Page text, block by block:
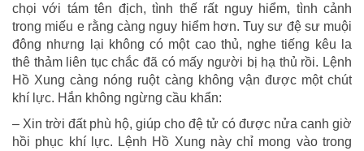
chọi với tám tên địch, tình thế rất nguy hiểm, tình cảnh
trong miếu e rằng càng nguy hiểm hơn. Tuy sư đệ sư muội
đông nhưng lại không có một cao thủ, nghe tiếng kêu la
thê thảm liên tục chắc đã có mấy người bị hạ thủ rồi. Lệnh
Hồ Xung càng nóng ruột càng không vận được một chút
khí lực. Hắn không ngừng cầu khẩn:
– Xin trời đất phù hộ, giúp cho đệ tử có được nửa canh giờ
hồi phục khí lực. Lệnh Hồ Xung này chỉ mong vào trong